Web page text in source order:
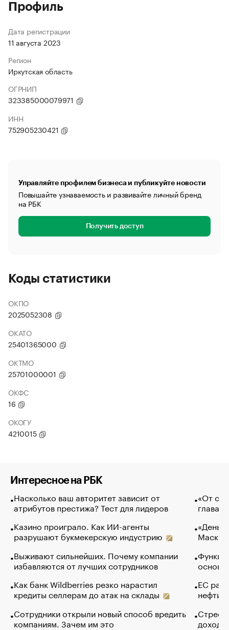
Профиль
Дата регистрации
11 августа 2023
Регион
Иркутская область
ОГРНИП
323385000079971
ИНН
752905230421
Управляйте профилем бизнеса и публикуйте новости
Повышайте узнаваемость и развивайте личный бренд
на РБК
Получить доступ
Коды статистики
ОКПО
2025052308
ОКАТО
25401365000
ОКТМО
25701000001
ОКФС
16
ОКОГУ
4210015
Интересное на РБК
Насколько ваш авторитет зависит от
атрибутов престижа? Тест для лидеров
Казино проиграло. Как ИИ-агенты
разрушают букмекерскую индустрию
Выживают сильнейших. Почему компании
избавляются от лучших сотрудников
Как банк Wildberries резко нарастил
кредиты селлерам до атак на склады
Сотрудники открыли новый способ вредить
компаниям. Зачем им это
«От
глава
Маск в
основ
ЕС
нефти